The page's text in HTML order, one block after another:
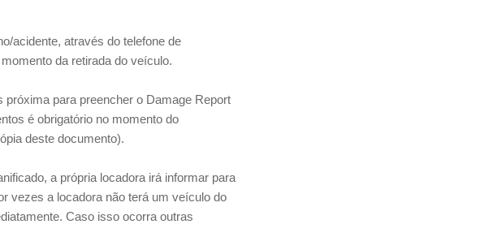
acidente, através do telefone de
da retirada do veículo.
para preencher o Damage Report
é obrigatório no momento do
deste documento).
a própria locadora irá informar para
vezes a locadora não terá um veículo do
Caso isso ocorra outras